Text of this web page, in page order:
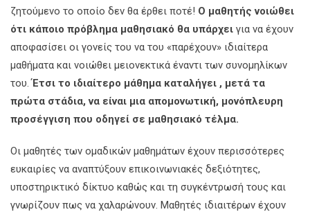
ζητούμενο το οποίο δεν θα έρθει ποτέ! Ο μαθητής νοιώθει
ότι κάποιο πρόβλημα μαθησιακό θα υπάρχει για να έχουν
αποφασίσει οι γονείς του να του «παρέχουν» ιδιαίτερα
μαθήματα και νοιώθει μειονεκτικά έναντι των συνομηλίκων
του.Έτσι το ιδιαίτερο μάθημα καταλήγει , μετά τα
πρώτα στάδια, να είναι μια απομονωτική, μονόπλευρη
προσέγγιση που οδηγεί σε μαθησιακό τέλμα.
Οι μαθητές των ομαδικών μαθημάτων έχουν περισσότερες
ευκαιρίες να αναπτύξουν επικοινωνιακές δεξιότητες,
υποστηρικτικό δίκτυο καθώς και τη συγκέντρωσή τους και
γνωρίζουν πως να χαλαρώνουν. Μαθητές ιδιαιτέρων έχουν